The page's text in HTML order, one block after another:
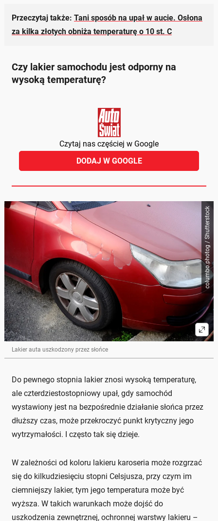
Przeczytaj także: Tani sposób na upał w aucie. Osłona
za kilka złotych obniża temperaturę o 10 st. C
Czy lakier samochodu jest odporny na
wysoką temperaturę?
Czytaj nas częściej w Google
DODAJ W GOOGLE
columbo.photog / Shutterstock
Lakier auta uszkodzony przez słońce
Do pewnego stopnia lakier znosi wysoką temperaturę,
ale czterdziestostopniowy upał, gdy samochód
wystawiony jest na bezpośrednie działanie słońca przez
dłuższy czas, może przekroczyć punkt krytyczny jego
wytrzymałości. I często tak się dzieje.
W zależności od koloru lakieru karoseria może rozgrzać
się do kilkudziesięciu stopni Celsjusza, przy czym im
ciemniejszy lakier, tym jego temperatura może być
wyższa. W takich warunkach może dojść do
uszkodzenia zewnętrznej, ochronnej warstwy lakieru –